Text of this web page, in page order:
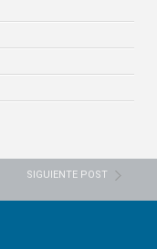
SIGUIENTE POST